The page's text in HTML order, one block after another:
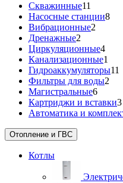
Скважинные11
Насосные станции8
Вибрационные2
Дренажные2
Циркуляционные4
Канализационные1
Гидроаккумуляторы11
Фильтры для воды2
Магистральные6
Картриджи и вставки3
Автоматика и
Отопление и ГВС
Котлы